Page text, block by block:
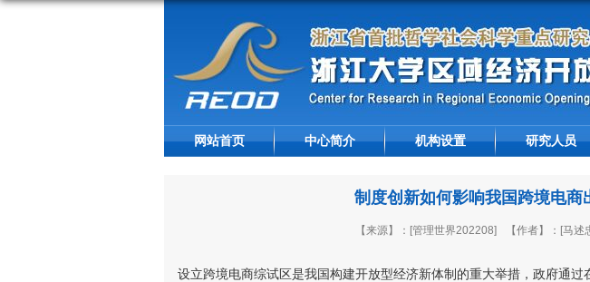
网站首页 中心简介 机构设置 研究人员
制度创新如何影响我国跨境电
【来源】：[管理世界202208] 【作者】：[马述
设立跨境电商综试区是我国构建开放型经济新体制的重大举措，政府通过